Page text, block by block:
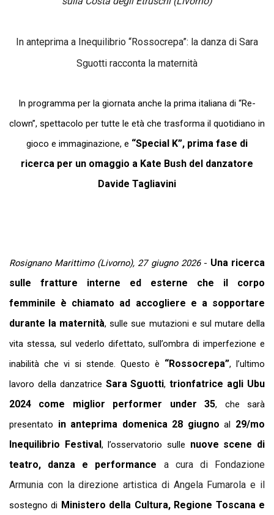
In anteprima a Inequilibrio “Rossocrepa”: la danza di Sara
Sguotti racconta la maternità
In programma per la giornata anche la prima italiana di “Re-
clown”, spettacolo per tutte le età che trasforma il quotidiano in
gioco e immaginazione, e “Special K”, prima fase di
ricerca per un omaggio a Kate Bush del danzatore
Davide Tagliavini
Rosignano Marittimo (Livorno), 27 giugno 2026 - Una ricerca
sulle fratture interne ed esterne che il corpo
femminile è chiamato ad accogliere e a sopportare
durante la maternità, sulle sue mutazioni e sul mutare della
vita stessa, sul vederlo difettato, sull’ombra di imperfezione e
inabilità che vi si stende. Questo è “Rossocrepa”, l’ultimo
lavoro della danzatrice Sara Sguotti,trionfatrice agli Ubu
2024 come miglior performer under 35, che sarà
presentato in anteprima domenica 28 giugnoal 29/mo
Inequilibrio Festival, l’osservatorio sulle nuove scene di
teatro, danza e performance
a cura di Fondazione
Armunia con la direzione artistica di Angela Fumarola e il
sostegno di Ministero della Cultura, Regione Toscana e